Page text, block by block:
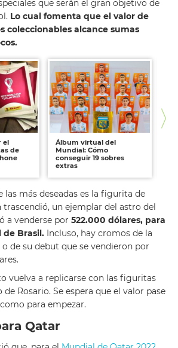
que serán el gran objetivo de
Lo cual fomenta que el valor de
coleccionables alcance sumas
el
de
Álbum virtual del
Mundial: Cómo
conseguir 19 sobres
extras
las más deseadas es la figurita de
trascendió, un ejemplar del astro del
a venderse por 522.000 dólares, para
de Brasil. Incluso, hay cromos de la
de su debut que se vendieron por
vuelva a replicarse con las figuritas
de Rosario. Se espera que el valor pase
para empezar.
Qatar